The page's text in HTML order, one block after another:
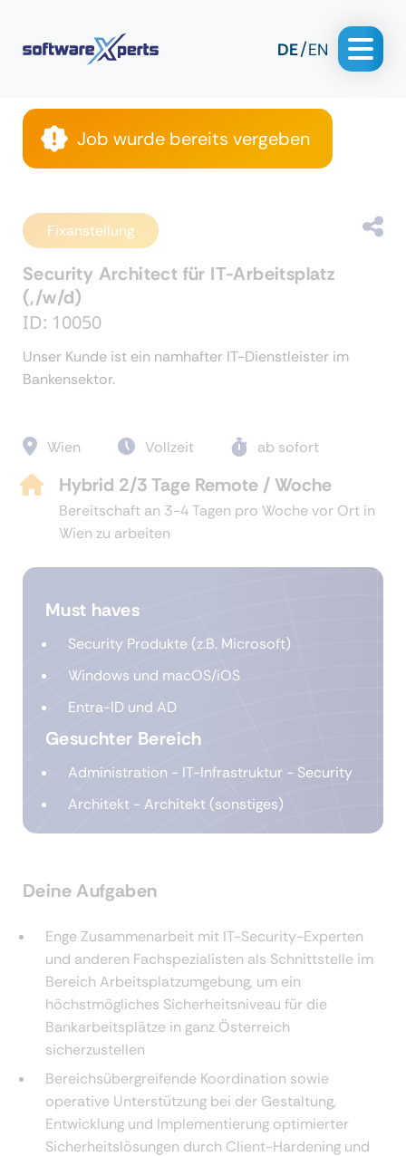
DE EN
Job wurde bereits vergeben
Fixanstellung
Security Architect für IT-Arbeitsplatz
(,/w/d)
ID: 10050
Unser Kunde ist ein namhafter IT-Dienstleister im
Bankensektor.
Wien Vollzeit ab sofort
Hybrid 2/3 Tage Remote / Woche
Bereitschaft an 3-4 Tagen pro Woche vor Ort in
Wien zu arbeiten
Must haves
Security Produkte (z.B. Microsoft)
Windows und macOS/iOS
Entra-ID und AD
Gesuchter Bereich
Administration - IT-Infrastruktur - Security
Architekt - Architekt (sonstiges)
Deine Aufgaben
Enge Zusammenarbeit mit IT-Security-Experten
und anderen Fachspezialisten als Schnittstelle im
Bereich Arbeitsplatzumgebung, um ein
höchstmögliches Sicherheitsniveau für die
Bankarbeitsplätze in ganz Österreich
sicherzustellen
Bereichsübergreifende Koordination sowie
operative Unterstützung bei der Gestaltung,
Entwicklung und Implementierung optimierter
Sicherheitslösungen durch Client-Hardening und